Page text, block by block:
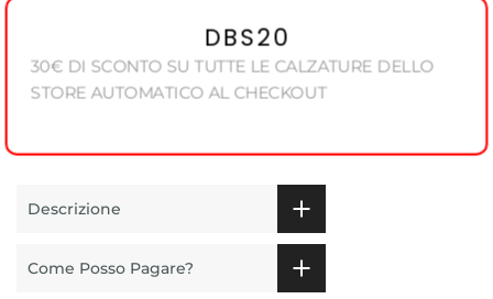
DBS20
30€ DI SCONTO SU TUTTE LE CALZATURE DELLO
STORE AUTOMATICO AL CHECKOUT
Descrizione
Come Posso Pagare?